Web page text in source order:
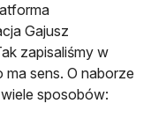
Gajusz
zapisaliśmy w
ma sens. O naborze
sposobów:
nowej karcie